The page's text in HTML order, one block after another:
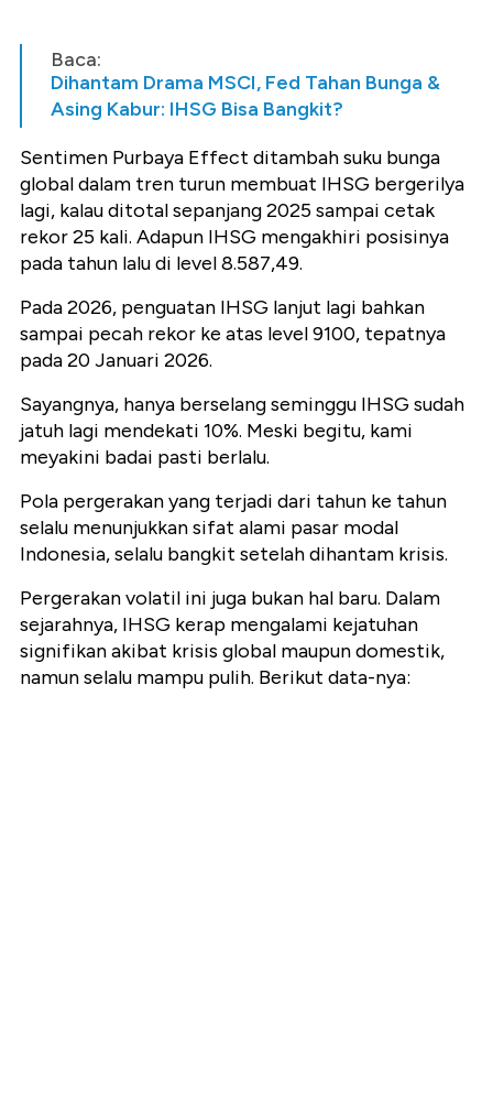
Baca:
Dihantam Drama MSCI, Fed Tahan Bunga &
Asing Kabur: IHSG Bisa Bangkit?
Sentimen Purbaya Effect ditambah suku bunga
global dalam tren turun membuat IHSG bergerilya
lagi, kalau ditotal sepanjang 2025 sampai cetak
rekor 25 kali. Adapun IHSG mengakhiri posisinya
pada tahun lalu di level 8.587,49.
Pada 2026, penguatan IHSG lanjut lagi bahkan
sampai pecah rekor ke atas level 9100, tepatnya
pada 20 Januari 2026.
Sayangnya, hanya berselang seminggu IHSG sudah
jatuh lagi mendekati 10%. Meski begitu, kami
meyakini badai pasti berlalu.
Pola pergerakan yang terjadi dari tahun ke tahun
selalu menunjukkan sifat alami pasar modal
Indonesia, selalu bangkit setelah dihantam krisis.
Pergerakan volatil ini juga bukan hal baru. Dalam
sejarahnya, IHSG kerap mengalami kejatuhan
signifikan akibat krisis global maupun domestik,
namun selalu mampu pulih. Berikut data-nya: